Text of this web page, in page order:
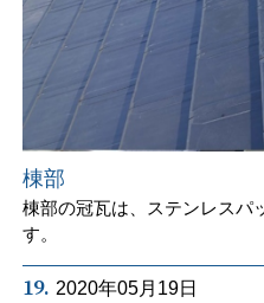
棟部
棟部の冠瓦は、ステンレスパ
す。
19. 2020年05月19日